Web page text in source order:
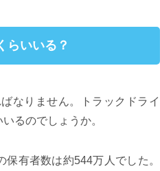
らいいる？
なりません。トラックドライ
るのでしょうか。
有者数は約544万人でした。